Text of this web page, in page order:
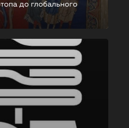
до глобального